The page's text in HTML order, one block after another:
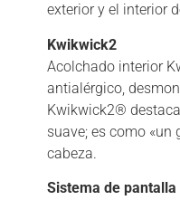
exterior y el interior
Kwikwick2
Acolchado interior
antialérgico,
Kwikwick2®
suave; es como «un
cabeza.
Sistema de pantalla